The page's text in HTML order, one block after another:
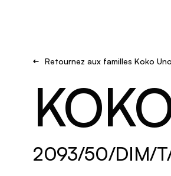
Retournez aux familles Koko Uno
2093/50/DIM/